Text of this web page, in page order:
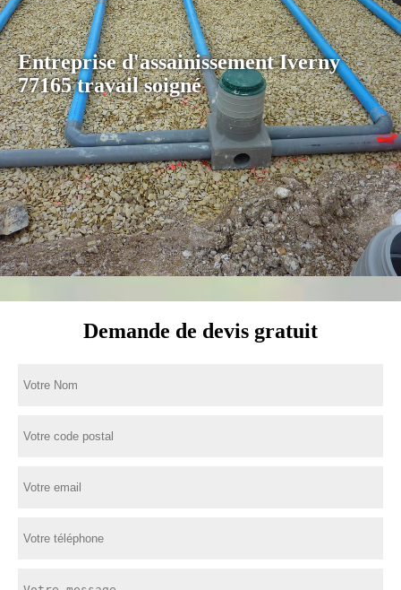
Entreprise d'assainissement Iverny
77165 travail soigné
Demande de devis gratuit